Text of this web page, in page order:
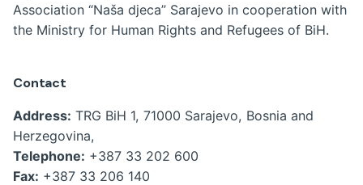
Association “Naša djeca” Sarajevo in cooperation with
the Ministry for Human Rights and Refugees of BiH.
Contact
Address: TRG BiH 1, 71000 Sarajevo, Bosnia and
Herzegovina,
Telephone: +387 33 202 600
Fax: +387 33 206 140